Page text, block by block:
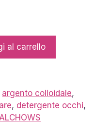
al carrello
argento colloidale,
, detergente occhi,